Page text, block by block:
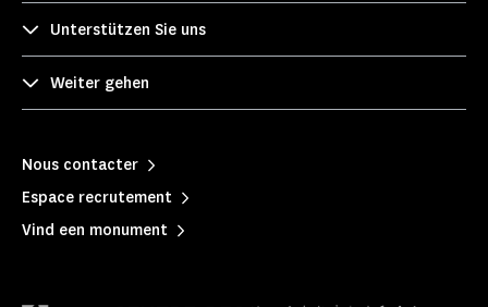
Unterstützen Sie uns
Weiter gehen
Nous contacter
Espace recrutement
Vind een monument